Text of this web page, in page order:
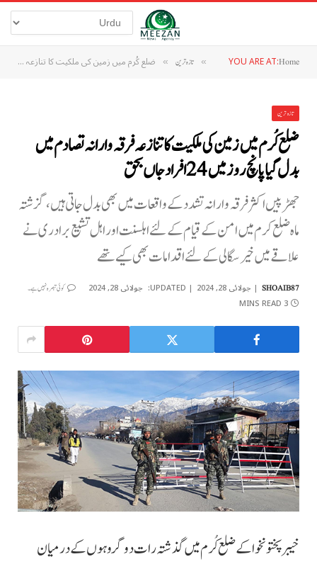
YOU ARE AT:Home
» تازہ ترین » ضلع کُرم میں زمین کی ملکیت کا تنازعہ فرقہ وارانہ تصادم میں بدل گیا پانچ روز میں 24 افراد جاں بحق
تازہ ترین
ضلع کُرم میں زمین کی ملکیت کا تنازعہ فرقہ وارانہ تصادم میں
بدل گیا پانچ روز میں 24 افراد جاں بحق
جھڑپیں اکثر فرقہ وارانہ تشدد کے واقعات میں بھی بدل جاتی ہیں، گزشتہ
ماہ ضلع کرم میں امن کے قیام کے لئے اہلسنت اور اہل تشیع برادری نے
علاقے میں خیر سگالی کے لئے اقدامات بھی کیے تھے
SHOAIB87 جولائی 28, 2024 UPDATED: جولائی 28, 2024 کوئی تبصرہ نہیں ہے۔
3 MINS READ
خیبر پختونخوا کے ضلع کُرم میں گذشتہ رات دو گروہوں کے درمیان